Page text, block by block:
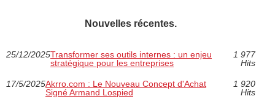
Nouvelles récentes.
25/12/2025Transformer ses outils internes : un enjeu
stratégique pour les entreprises
1 977
Hits
17/5/2025Akrro.com : Le Nouveau Concept d'Achat
Signé Armand Lospied
1 920
Hits